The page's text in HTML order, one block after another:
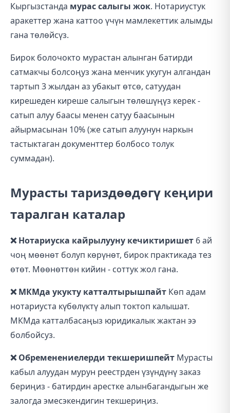
Кыргызстанда мурас салыгы жок. Нотариустук
аракеттер жана каттоо үчүн мамлекеттик алымды
гана төлөйсүз.
Бирок болочокто мурастан алынган батирди
сатмакчы болсоңуз жана менчик укугун алгандан
тартып 3 жылдан аз убакыт өтсө, сатуудан
кирешеден киреше салыгын төлөшүңүз керек -
сатып алуу баасы менен сатуу баасынын
айырмасынан 10% (же сатып алуунун наркын
тастыктаган документтер болбосо толук
суммадан).
Мурасты тариздөөдөгү кеңири
таралган каталар
❌ Нотариуска кайрылууну кечиктиришет 6 ай
чоң мөөнөт болуп көрүнөт, бирок практикада тез
өтөт. Мөөнөттөн кийин - соттук жол гана.
❌ МКМда укукту катталтырышпайт Көп адам
нотариуста күбөлүктү алып токтоп калышат.
МКМда катталбасаңыз юридикалык жактан ээ
болбойсуз.
❌ Обременениелерди текшеришпейт Мурасты
кабыл алуудан мурун реестрден үзүндүнү заказ
бериңиз - батирдин арестке алынбагандыгын же
залогда эмесэкендигин текшериңиз.